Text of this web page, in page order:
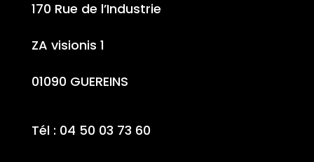
170 Rue de l’Industrie
ZA visionis 1
01090 GUEREINS
Tél : 04 50 03 73 60